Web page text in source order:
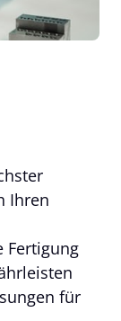
Ihren
Fertigung
für